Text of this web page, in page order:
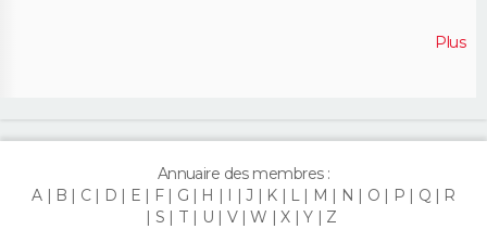
Plus
Annuaire des membres :
A
B C D E F G H I J K L M N O P Q
R
S
T U V W X Y Z